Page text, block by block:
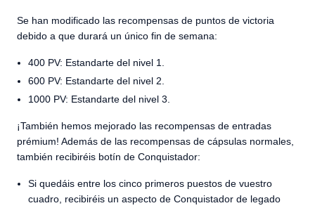
Se han modificado las recompensas de puntos de victoria
debido a que durará un único fin de semana:
400 PV: Estandarte del nivel 1.
600 PV: Estandarte del nivel 2.
1000 PV: Estandarte del nivel 3.
¡También hemos mejorado las recompensas de entradas
prémium! Además de las recompensas de cápsulas normales,
también recibiréis botín de Conquistador:
Si quedáis entre los cinco primeros puestos de vuestro
cuadro, recibiréis un aspecto de Conquistador de legado